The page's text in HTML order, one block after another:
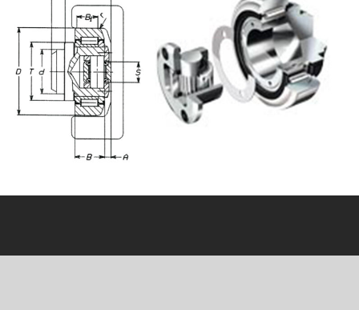
RODAMIENTOS COMBINADOS AJUSTABLES POR
ARANDELAS
En este sistema: extraer la tapa que lleva incorporado
el rodamiento axial, poner las arandelas de espesor
con grosores de 0,5 y 1 mm y volver a montar la tapa
y atornillar